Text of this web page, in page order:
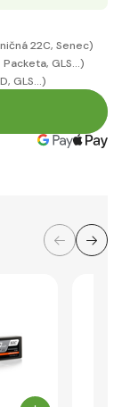
22C, Senec)
Packeta, GLS...)
GLS...)